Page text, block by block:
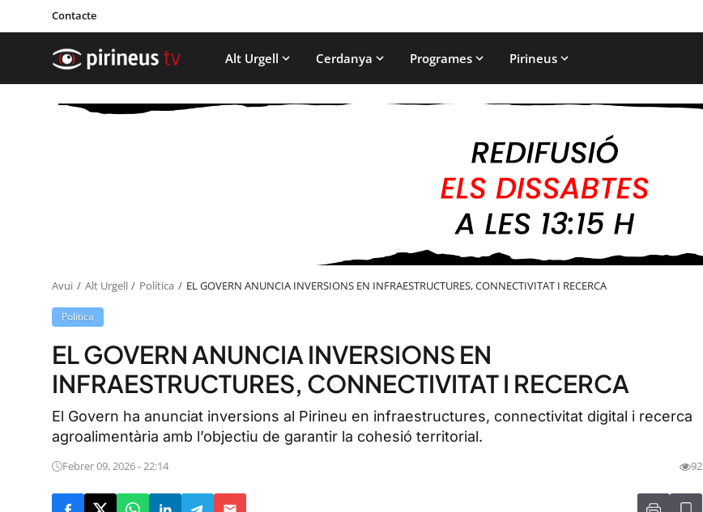
Contacte
Alt Urgell Cerdanya Programes Pirineus
Avui Alt Urgell Política EL GOVERN ANUNCIA INVERSIONS EN INFRAESTRUCTURES, CONNECTIVITAT I RECERCA
Política
EL GOVERN ANUNCIA INVERSIONS EN
INFRAESTRUCTURES, CONNECTIVITAT I RECERCA
El Govern ha anunciat inversions al Pirineu en infraestructures, connectivitat digital i recerca
agroalimentària amb l’objectiu de garantir la cohesió territorial.
Febrer 09, 2026 - 22:14 92